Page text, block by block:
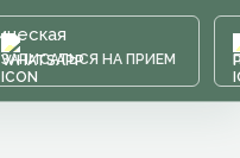
ЗАПИСАТЬСЯ НА ПРИЕМ